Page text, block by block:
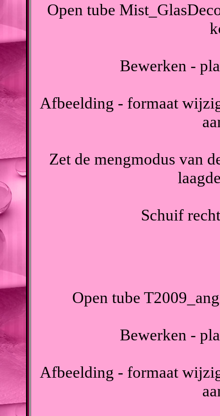
Open tube
Bewerken -
Afbeelding - formaat
Zet de mengmodus van
Schuif
Open tube
Bewerken -
Afbeelding - formaat